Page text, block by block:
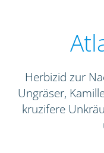
Herbizid zur
Ungräser,
kruzifere